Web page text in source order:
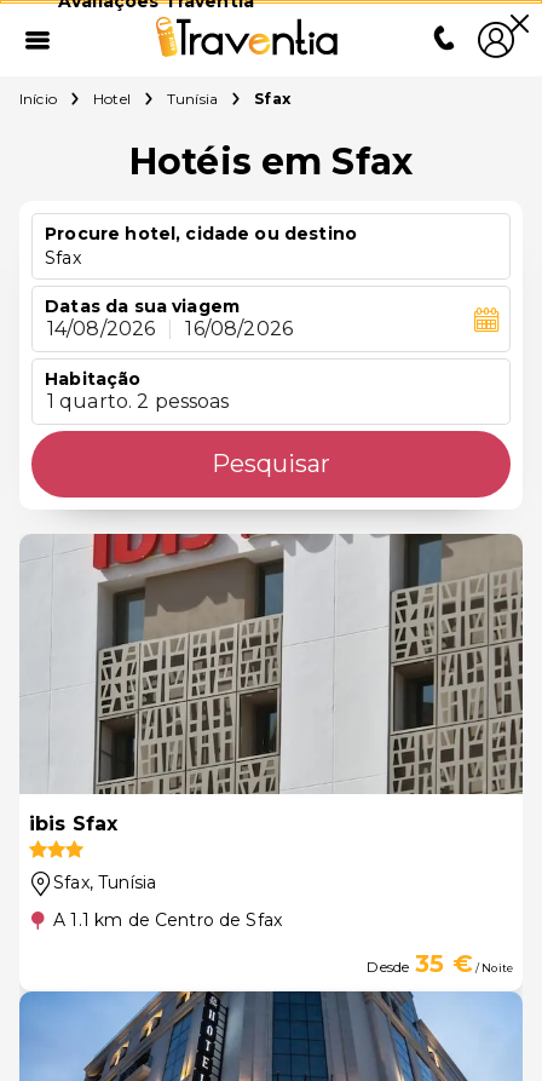
Início Hotel Tunísia Sfax
Hotéis em Sfax
Procure hotel, cidade ou destino
Sfax
Datas da sua viagem
14/08/2026 16/08/2026
Habitação
1 quarto. 2 pessoas
Pesquisar
ibis Sfax
Sfax, Tunísia
A 1.1 km de Centro de Sfax
Desde 35 €/ Noite